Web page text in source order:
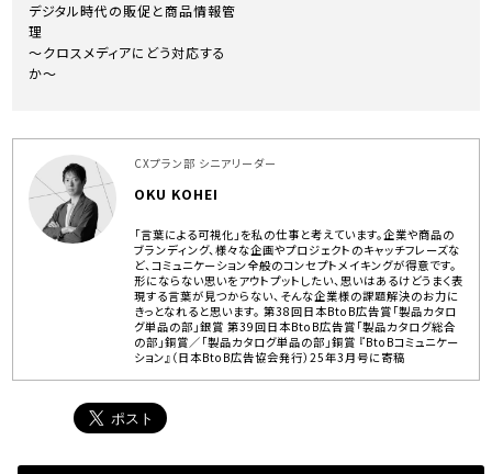
デジタル時代の販促と商品情報管
理
～クロスメディアにどう対応する
か～
CXプラン部 シニアリーダー
OKU KOHEI
「言葉による可視化」を私の仕事と考えています。企業や商品の
ブランディング、様々な企画やプロジェクトのキャッチフレーズな
ど、コミュニケーション全般のコンセプトメイキングが得意です。
形にならない思いをアウトプットしたい、思いはあるけどうまく表
現する言葉が見つからない、そんな企業様の課題解決のお力に
きっとなれると思います。 第38回日本BtoB広告賞「製品カタロ
グ単品の部」銀賞 第39回日本BtoB広告賞「製品カタログ総合
の部」銅賞／「製品カタログ単品の部」銅賞 『BtoBコミュニケー
ション』（日本BtoB広告協会発行）25年3月号に寄稿